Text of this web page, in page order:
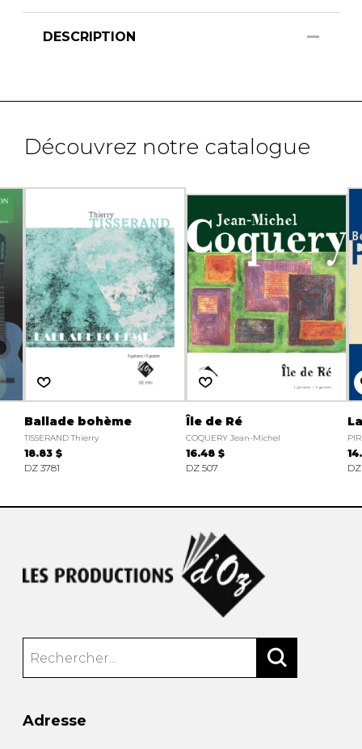
DESCRIPTION
Découvrez notre catalogue
Ballade bohème
TISSERAND Thierry
18.83 $
DZ 3781
Île de Ré
COQUERY Jean-Michel
16.48 $
DZ 507
Adresse